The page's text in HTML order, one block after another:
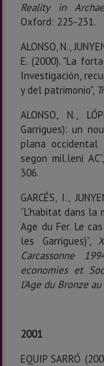
Reality in
Oxford: 225-231.
ALONSO, N.,
E. (2000). "La
Investigación,
y del patrimonio",
ALONSO, N.,
Garrigues): un
plana
segon mil.leni
306.
GARCÉS, I.,
“L’habitat dans
Age du Fer. Le
les Garrigues)”,
Carcassonne
economies et
l’Age du Bronze
2001
EQUIP SARRÓ